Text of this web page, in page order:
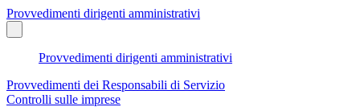
Provvedimenti dirigenti amministrativi
Provvedimenti dirigenti amministrativi
Provvedimenti dei Responsabili di Servizio
Controlli sulle imprese